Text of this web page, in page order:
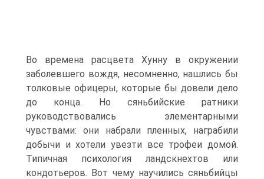
Во времена расцвета Хунну в окружении
заболевшего вождя, несомненно, нашлись бы
толковые офи­церы, которые бы довели дело
до конца. Но сяньбийские рат­ники
руководствовались элементарными
чувствами: они набрали пленных, награбили
добычи и хотели увезти все трофеи до­мой.
Типичная психология ландскнехтов или
кондотьеров. Вот чему научились сяньбийцы